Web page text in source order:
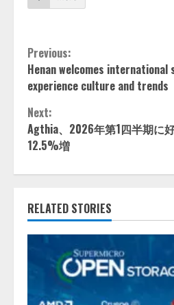
Continue
Reading
Previous:
Henan welcomes
experience culture and trends
Next:
Agthia、2026年第1四半期に
12.5%増
RELATED STORIES